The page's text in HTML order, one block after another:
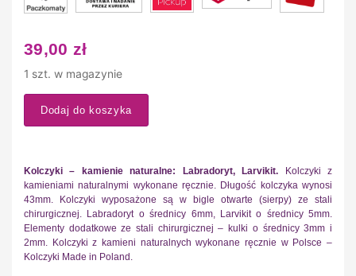
39,00 zł
1 szt. w magazynie
Dodaj do koszyka
Kolczyki – kamienie naturalne: Labradoryt, Larvikit. Kolczyki z
kamieniami naturalnymi wykonane ręcznie. Długość kolczyka wynosi
43mm. Kolczyki wyposażone są w bigle otwarte (sierpy) ze stali
chirurgicznej. Labradoryt o średnicy 6mm, Larvikit o średnicy 5mm.
Elementy dodatkowe ze stali chirurgicznej – kulki o średnicy 3mm i
2mm. Kolczyki z kamieni naturalnych wykonane ręcznie w Polsce –
Kolczyki Made in Poland.